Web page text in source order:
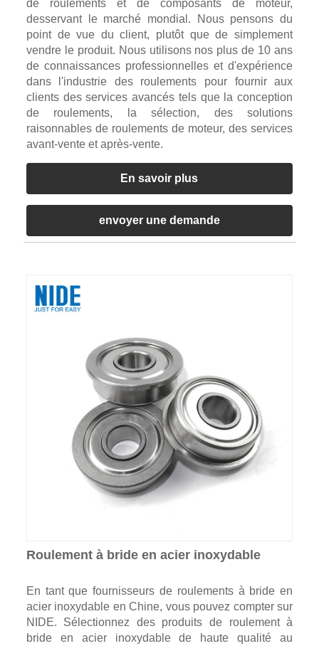
de roulements et de composants de moteur,
desservant le marché mondial. Nous pensons du
point de vue du client, plutôt que de simplement
vendre le produit. Nous utilisons nos plus de 10 ans
de connaissances professionnelles et d'expérience
dans l'industrie des roulements pour fournir aux
clients des services avancés tels que la conception
de roulements, la sélection, des solutions
raisonnables de roulements de moteur, des services
avant-vente et après-vente.
En savoir plus
envoyer une demande
Roulement à bride en acier inoxydable
En tant que fournisseurs de roulements à bride en
acier inoxydable en Chine, vous pouvez compter sur
NIDE. Sélectionnez des produits de roulement à
bride en acier inoxydable de haute qualité au